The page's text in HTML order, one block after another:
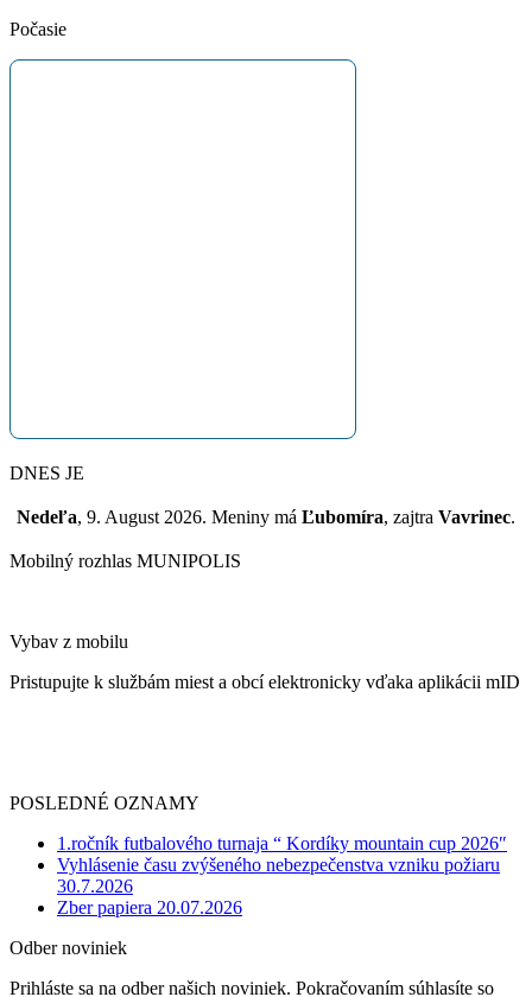
Počasie
DNES JE
Nedeľa, 9. August 2026. Meniny má Ľubomíra, zajtra Vavrinec.
Mobilný rozhlas MUNIPOLIS
Vybav z mobilu
Pristupujte k službám miest a obcí elektronicky vďaka aplikácii mID
POSLEDNÉ OZNAMY
1.ročník futbalového turnaja “ Kordíky mountain cup 2026″
Vyhlásenie času zvýšeného nebezpečenstva vzniku požiaru
30.7.2026
Zber papiera 20.07.2026
Odber noviniek
Prihláste sa na odber našich noviniek. Pokračovaním súhlasíte so